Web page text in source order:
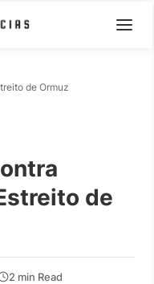
de Ormuz
de
2 min Read